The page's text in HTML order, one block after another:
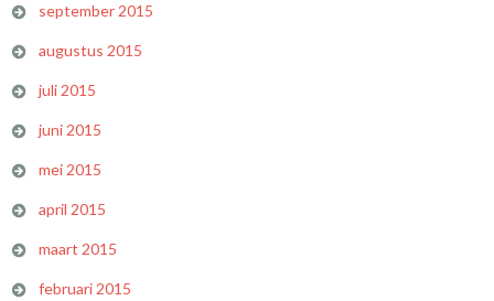
september 2015
augustus 2015
juli 2015
juni 2015
mei 2015
april 2015
maart 2015
februari 2015